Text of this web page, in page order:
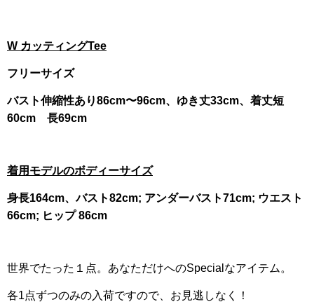
W カッティングTee
フリーサイズ
バスト伸縮性あり86cm〜96cm、ゆき丈33cm、着丈短
60cm 長69cm
着用モデルのボディーサイズ
身長164cm、バスト82cm; アンダーバスト71cm; ウエスト
66cm; ヒップ 86cm
世界でたった１点。あなただけへのSpecialなアイテム。
各1点ずつのみの入荷ですので、お見逃しなく！